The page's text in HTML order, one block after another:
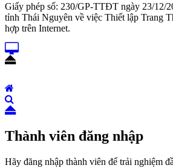
Giấy phép số: 230/GP-TTĐT ngày 23/12/
tỉnh Thái Nguyên về việc Thiết lập Trang
hợp trên Internet.
Thành viên đăng nhập
Hãy đăng nhập thành viên để trải nghiệm